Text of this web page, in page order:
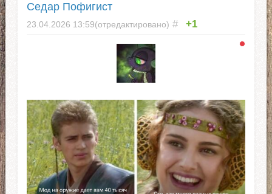
Седар Пофигист
23.04.2026 13:59(отредактировано) # +1